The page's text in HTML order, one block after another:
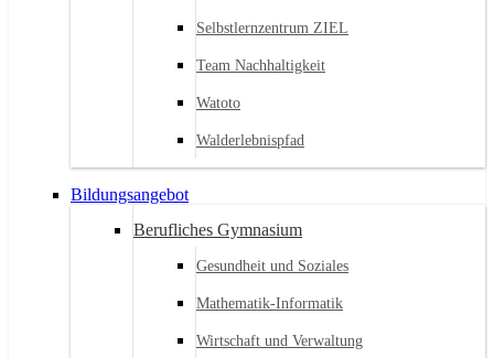
Selbstlernzentrum ZIEL
Team Nachhaltigkeit
Watoto
Walderlebnispfad
Bildungsangebot
Berufliches Gymnasium
Gesundheit und Soziales
Mathematik-Informatik
Wirtschaft und Verwaltung